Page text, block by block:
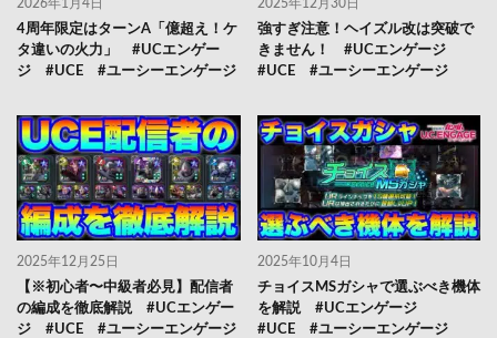
2026年1月4日
4周年限定はターンA「億超え！ケ
タ違いの火力」 #UCエンゲー
ジ #UCE #ユーシーエンゲージ
2025年12月30日
強すぎ注意！ヘイズル改は突破で
きません！ #UCエンゲージ
#UCE #ユーシーエンゲージ
2025年12月25日
【※初心者〜中級者必見】配信者
の編成を徹底解説 #UCエンゲー
ジ #UCE #ユーシーエンゲージ
2025年10月4日
チョイスMSガシャで選ぶべき機体
を解説 #UCエンゲージ
#UCE #ユーシーエンゲージ